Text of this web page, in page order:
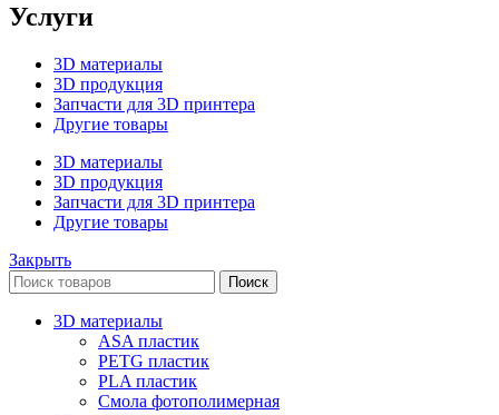
Услуги
3D материалы
3D продукция
Запчасти для 3D принтера
Другие товары
3D материалы
3D продукция
Запчасти для 3D принтера
Другие товары
Закрыть
Поиск
3D материалы
ASA пластик
PETG пластик
PLA пластик
Смола фотополимерная